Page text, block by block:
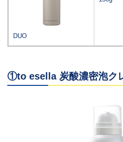
DUO
①to esella 炭酸濃密泡ク